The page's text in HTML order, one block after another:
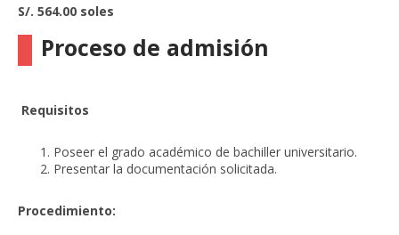
S/. 564.00 soles
Proceso de admisión
Requisitos
Poseer el grado académico de bachiller universitario.
Presentar la documentación solicitada.
Procedimiento: